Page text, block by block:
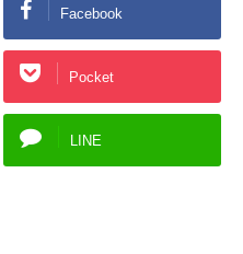
Facebook
Pocket
LINE